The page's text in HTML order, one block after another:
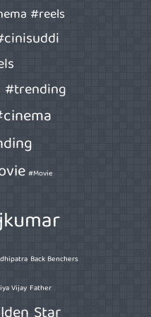
#reels
#trending
#Movie
Back Benchers
Vijay Father